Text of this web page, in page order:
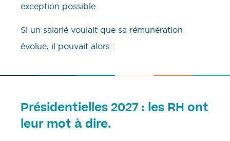
exception possible.
Si un salarié voulait que sa rémunération
évolue, il pouvait alors :
Présidentielles 2027 : les RH ont
leur mot à dire.